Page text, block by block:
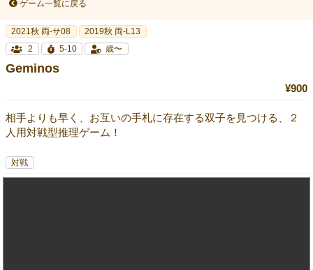
ゲーム一覧に戻る
2021秋 両-サ08
2019秋 両-L13
2
5-10 歳〜
Geminos
¥900
相手よりも早く、お互いの手札に存在する双子を見つける、２
人用対戦型推理ゲーム！
対戦